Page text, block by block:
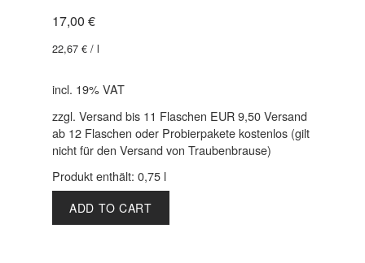
17,00 €
22,67 € / l
incl. 19% VAT
zzgl. Versand bis 11 Flaschen EUR 9,50 Versand
ab 12 Flaschen oder Probierpakete kostenlos (gilt
nicht für den Versand von Traubenbrause)
Produkt enthält: 0,75 l
ADD TO CART